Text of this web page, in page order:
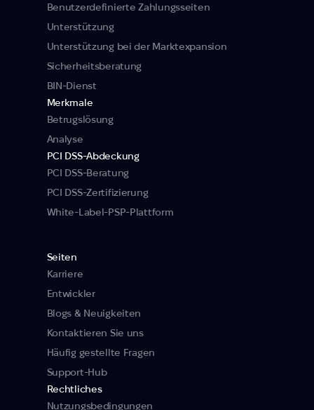
Benutzerdefinierte Zahlungsseiten
Unterstützung
Unterstützung bei der Marktexpansion
Sicherheitsberatung
BIN-Dienst
Merkmale
Betrugslösung
Analyse
PCI DSS-Abdeckung
PCI DSS-Beratung
PCI DSS-Zertifizierung
White-Label-PSP-Plattform
Seiten
Karriere
Entwickler
Blogs & Neuigkeiten
Kontaktieren Sie uns
Häufig gestellte Fragen
Support-Hub
Rechtliches
Nutzungsbedingungen